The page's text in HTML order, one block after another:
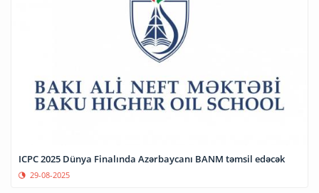
ICPC 2025 Dünya Finalında Azərbaycanı BANM təmsil edəcək
29-08-2025